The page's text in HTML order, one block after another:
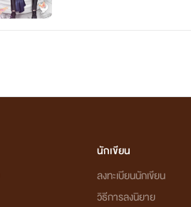
นักเขียน
ลงทะเบียนนักเขียน
วิธีการลงนิยาย